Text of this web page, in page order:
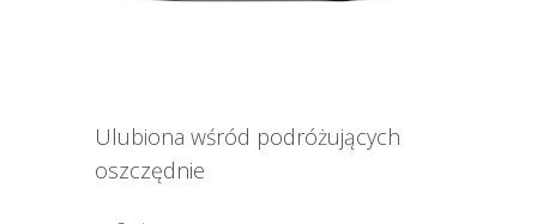
Ulubiona wśród podróżujących
oszczędnie